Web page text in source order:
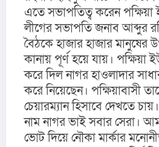
এতে সভাপতিত্ব করেন
লীগের সভাপতি জনাব আব্দুর
বৈঠকে হাজার হাজার মানুষের
কানায় পূর্ণ হয়ে যায়। পক্ষিয়া
করে দিল নাগর হাওলাদার
করে নিয়েছেন। পক্ষিয়াবাসী
চেয়ারম্যান হিসাবে দেখতে
নাম নাগর ভাই সবার সেরা।
ভোট দিয়ে নৌকা মার্কার